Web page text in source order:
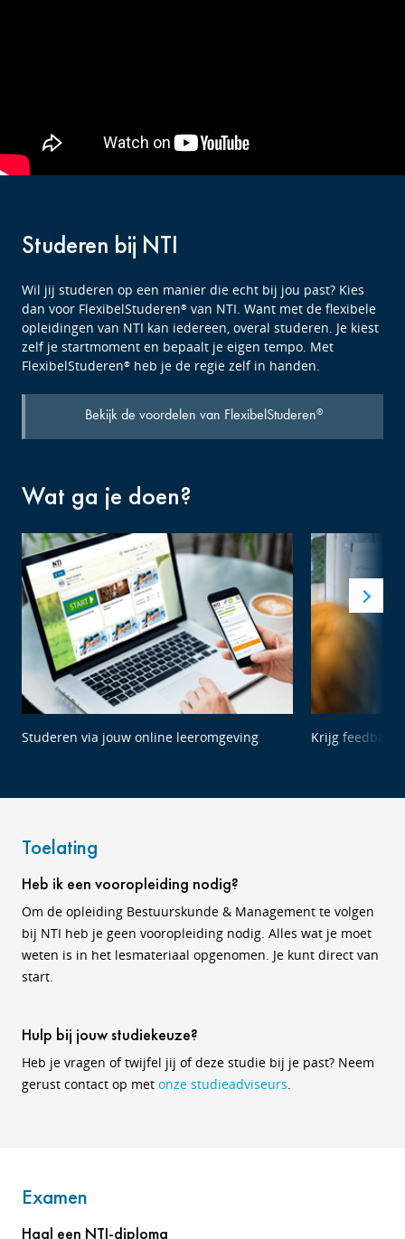
Studeren bij NTI
Wil jij studeren op een manier die echt bij jou past? Kies
dan voor FlexibelStuderen® van NTI. Want met de flexibele
opleidingen van NTI kan iedereen, overal studeren. Je kiest
zelf je startmoment en bepaalt je eigen tempo. Met
FlexibelStuderen® heb je de regie zelf in handen.
Bekijk de voordelen van FlexibelStuderen®
Wat ga je doen?
Studeren via jouw online leeromgeving Krijg feedback
Toelating
Heb ik een vooropleiding nodig?
Om de opleiding Bestuurskunde & Management te volgen
bij NTI heb je geen vooropleiding nodig. Alles wat je moet
weten is in het lesmateriaal opgenomen. Je kunt direct van
start.
Hulp bij jouw studiekeuze?
Heb je vragen of twijfel jij of deze studie bij je past? Neem
gerust contact op met onze studieadviseurs.
Examen
Haal een NTI-diploma